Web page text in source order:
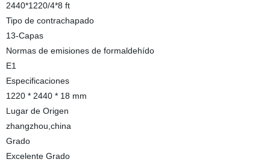
2440*1220/4*8 ft
Tipo de contrachapado
13-Capas
Normas de emisiones de formaldehído
E1
Especificaciones
1220 * 2440 * 18 mm
Lugar de Origen
zhangzhou,china
Grado
Excelente Grado